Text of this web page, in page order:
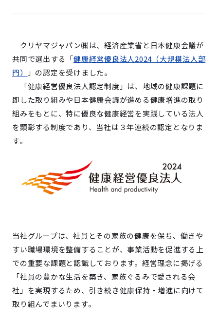
クリヤマジャパン㈱は、経済産業省と日本健康会議が
共同で選出する「健康経営優良法人2024（大規模法人部
門）
」の認定を受けました。
「健康経営優良法人認定制度」は、地域の健康課題に
即した取り組みや日本健康会議が進める健康増進の取り
組みをもとに、特に優良な健康経営を実践している法人
を顕彰する制度であり、当社は３年連続の認定となりま
す。
当社グループは、社員とその家族の健康を保ち、働きや
すい職場環境を整備することが、事業活動を促進する上
での重要な課題と認識しております。経営理念に掲げる
「社員の豊かな生活を築き、家族ぐるみで愛される会
社」を実現するため、引き続き健康保持・増進に向けて
取り組んでまいります。